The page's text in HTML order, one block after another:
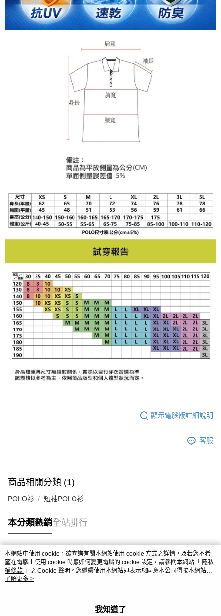
顯示電腦版詳細說明
客服
商品相關分類 (1)
POLO衫 短袖POLO衫
本分類熱銷全站排行
熱門標籤
本網站中使用 cookie，欲查詢有關本網站使用 cookie 方式之詳情，及若您不希
望在電腦上使用 cookie 時應如何變更電腦的 cookie 設定，請參閱本網站「 隱私
權條款 」之 Cookie 聲明。您繼續使用本網站即表示您同意本公司得按本網站使
用條款之 Cookie 聲明使用 cookie。
了解更多 >
我知道了